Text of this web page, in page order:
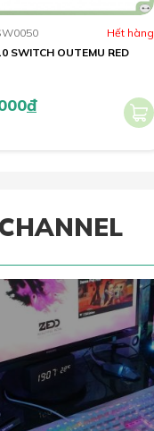
Hết hàng
SWITCH OUTEMU RED
đ